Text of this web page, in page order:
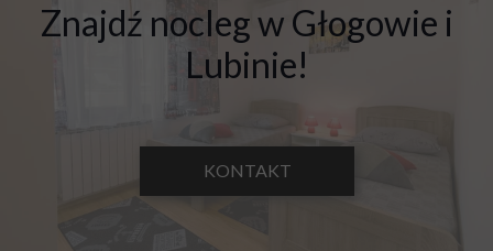
Znajdź nocleg w Głogowie i
Lubinie!
KONTAKT